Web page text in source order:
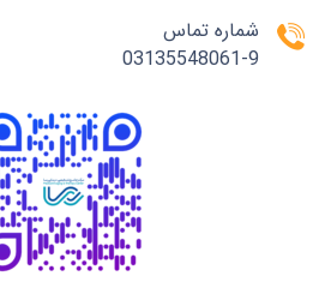
شماره تماس
03135548061-9